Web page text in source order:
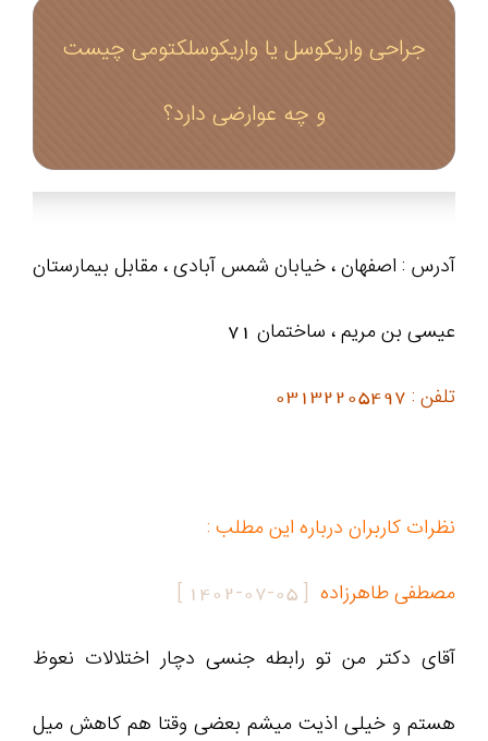
جراحی واریکوسل یا واريکوسلکتومی چیست
و چه عوارضی دارد؟
آدرس : اصفهان ، خیابان شمس آبادی ، مقابل بیمارستان
عیسی بن مریم ، ساختمان 71
تلفن : 03132205497
نظرات کاربران درباره این مطلب :
مصطفی طاهرزاده [
1402-07-05
]
آقای دکتر من تو رابطه جنسی دچار اختلالات نعوظ
هستم و خیلی اذیت میشم بعضی وقتا هم کاهش میل